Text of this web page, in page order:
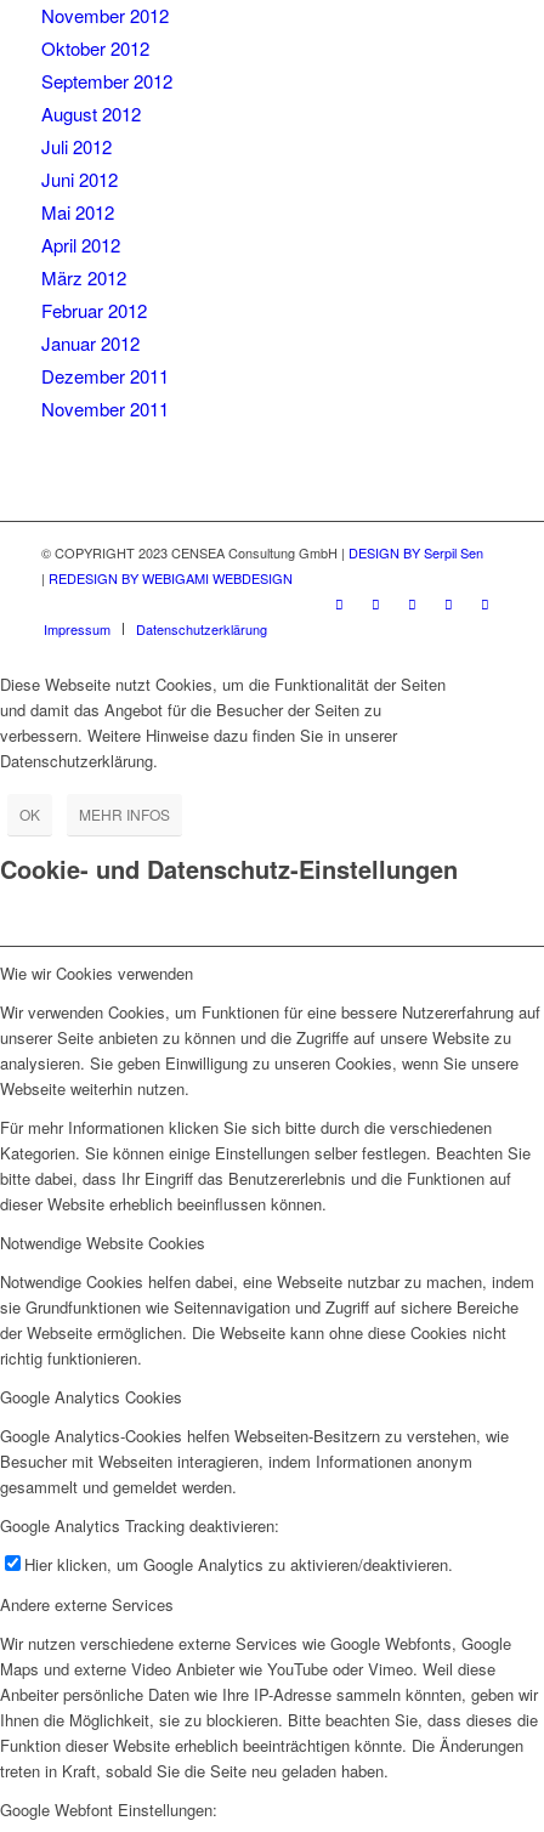
November 2012
Oktober 2012
September 2012
August 2012
Juli 2012
Juni 2012
Mai 2012
April 2012
März 2012
Februar 2012
Januar 2012
Dezember 2011
November 2011
© COPYRIGHT 2023 CENSEA Consultung GmbH | DESIGN BY Serpil Sen
| REDESIGN BY WEBIGAMI WEBDESIGN
Impressum Datenschutzerklärung
Diese Webseite nutzt Cookies, um die Funktionalität der Seiten
und damit das Angebot für die Besucher der Seiten zu
verbessern. Weitere Hinweise dazu finden Sie in unserer
Datenschutzerklärung.
OK MEHR INFOS
Cookie- und Datenschutz-Einstellungen
Wie wir Cookies verwenden
Wir verwenden Cookies, um Funktionen für eine bessere Nutzererfahrung auf
unserer Seite anbieten zu können und die Zugriffe auf unsere Website zu
analysieren. Sie geben Einwilligung zu unseren Cookies, wenn Sie unsere
Webseite weiterhin nutzen.
Für mehr Informationen klicken Sie sich bitte durch die verschiedenen
Kategorien. Sie können einige Einstellungen selber festlegen. Beachten Sie
bitte dabei, dass Ihr Eingriff das Benutzererlebnis und die Funktionen auf
dieser Website erheblich beeinflussen können.
Notwendige Website Cookies
Notwendige Cookies helfen dabei, eine Webseite nutzbar zu machen, indem
sie Grundfunktionen wie Seitennavigation und Zugriff auf sichere Bereiche
der Webseite ermöglichen. Die Webseite kann ohne diese Cookies nicht
richtig funktionieren.
Google Analytics Cookies
Google Analytics-Cookies helfen Webseiten-Besitzern zu verstehen, wie
Besucher mit Webseiten interagieren, indem Informationen anonym
gesammelt und gemeldet werden.
Google Analytics Tracking deaktivieren:
Hier klicken, um Google Analytics zu aktivieren/deaktivieren.
Andere externe Services
Wir nutzen verschiedene externe Services wie Google Webfonts, Google
Maps und externe Video Anbieter wie YouTube oder Vimeo. Weil diese
Anbeiter persönliche Daten wie Ihre IP-Adresse sammeln könnten, geben wir
Ihnen die Möglichkeit, sie zu blockieren. Bitte beachten Sie, dass dieses die
Funktion dieser Website erheblich beeinträchtigen könnte. Die Änderungen
treten in Kraft, sobald Sie die Seite neu geladen haben.
Google Webfont Einstellungen: